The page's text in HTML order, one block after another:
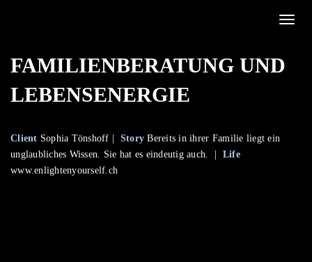
FAMILIENBERATUNG UND
LEBENSENERGIE
Client Sophia Tönshoff | Story Bereits in ihrer Familie liegt ein
unglaubliches Wissen. Sie hat es eindeutig auch. | Life
www.enlightenyourself.ch